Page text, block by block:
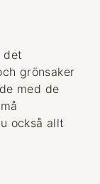
det
grönsaker
med de
också allt